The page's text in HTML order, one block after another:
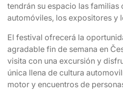
tendrán su espacio las familias
automóviles, los expositores y
El festival ofrecerá la
agradable fin de semana en
visita con una excursión y
única llena de cultura
motor y encuentros de